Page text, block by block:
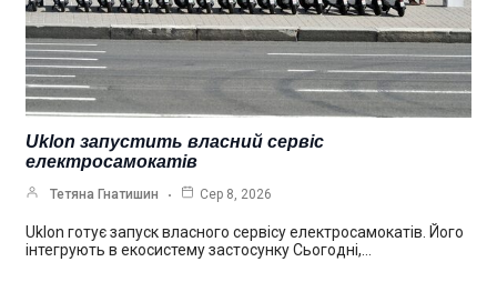
Uklon запустить власний сервіс
електросамокатів
Тетяна Гнатишин Сер 8, 2026
Uklon готує запуск власного сервісу електросамокатів. Його
інтегрують в екосистему застосунку Сьогодні,…